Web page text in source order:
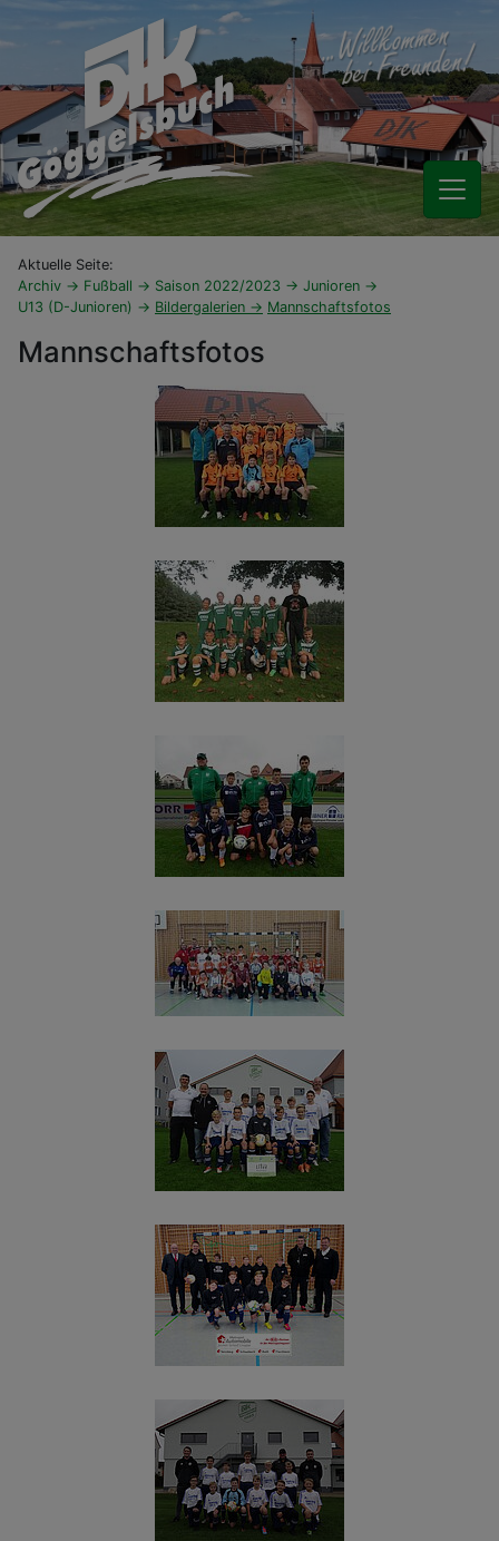
Aktuelle Seite:
Archiv
Fußball Saison 2022/2023
Junioren
U13 (D-Junioren)
Bildergalerien Mannschaftsfotos
Mannschaftsfotos